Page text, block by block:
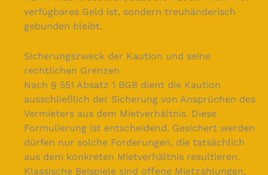
verfügbares Geld ist, sondern treuhänderisch
gebunden bleibt.
Sicherungszweck der Kaution und seine
rechtlichen Grenzen
Nach § 551 Absatz 1 BGB dient die Kaution
ausschließlich der Sicherung von Ansprüchen des
Vermieters aus dem Mietverhältnis. Diese
Formulierung ist entscheidend. Gesichert werden
dürfen nur solche Forderungen, die tatsächlich
aus dem konkreten Mietverhältnis resultieren.
Klassische Beispiele sind offene Mietzahlungen,